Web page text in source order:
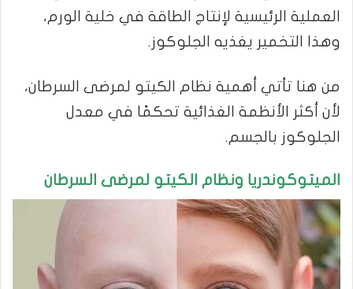
العملية الرئيسية لإنتاج الطاقة في خلية الورم،
وهذا التخمير يغذيه الجلوكوز.
من هنا تأتي أهمية نظام الكيتو لمرضى السرطان،
لأن أكثر الأنظمة الغذائية تحكمًا في معدل
الجلوكوز بالجسم.
الميتوكوندريا ونظام الكيتو لمرضى السرطان